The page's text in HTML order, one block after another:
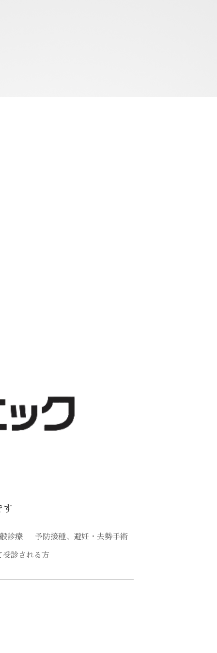
す
診療 予防接種、避妊・去勢手術
受診される方